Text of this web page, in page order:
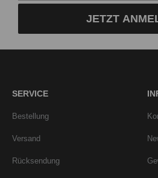
JETZT
SERVICE
Bestellung
Versand
Rücksendung